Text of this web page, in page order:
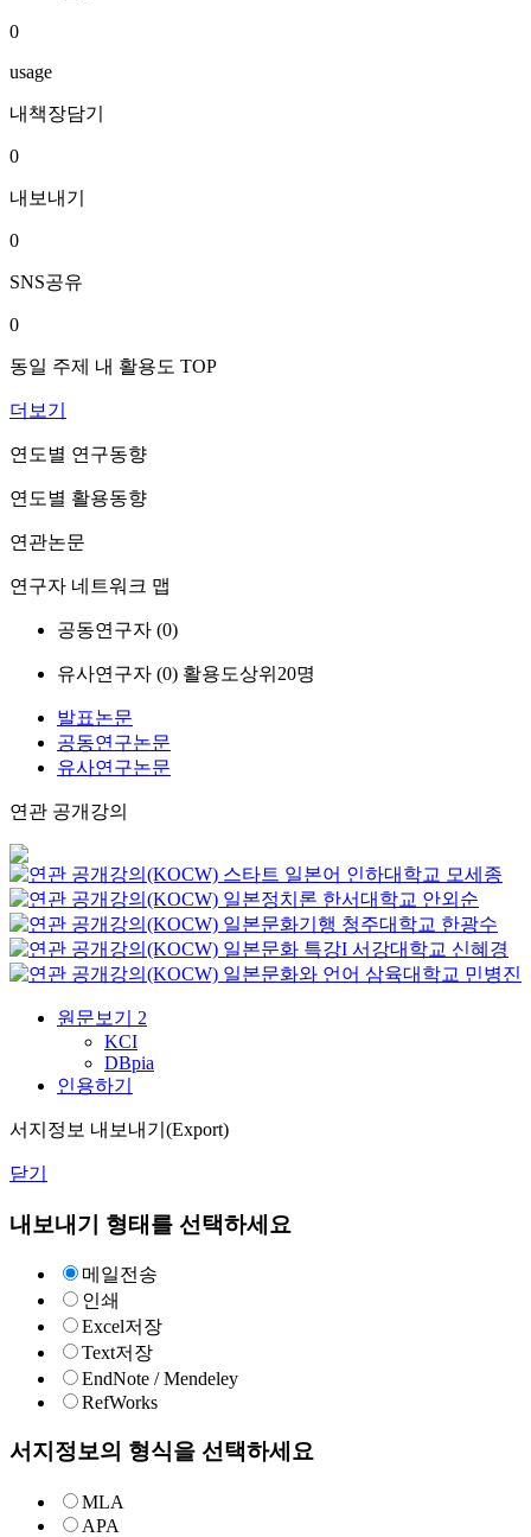
0
usage
내책장담기
0
내보내기
0
SNS공유
0
동일 주제 내 활용도 TOP
더보기
연도별 연구동향
연도별 활용동향
연관논문
연구자 네트워크 맵
공동연구자 (0)
유사연구자 (0) 활용도상위20명
발표논문
공동연구논문
유사연구논문
연관 공개강의
스타트 일본어 인하대학교 모세종
일본정치론 한서대학교 안외순
일본문화기행 청주대학교 한광수
일본문화 특강I 서강대학교 신혜경
일본문화와 언어 삼육대학교 민병진
원문보기 2
KCI
DBpia
인용하기
서지정보 내보내기(Export)
닫기
내보내기 형태를 선택하세요
메일전송
인쇄
Excel저장
Text저장
EndNote / Mendeley
RefWorks
서지정보의 형식을 선택하세요
MLA
APA